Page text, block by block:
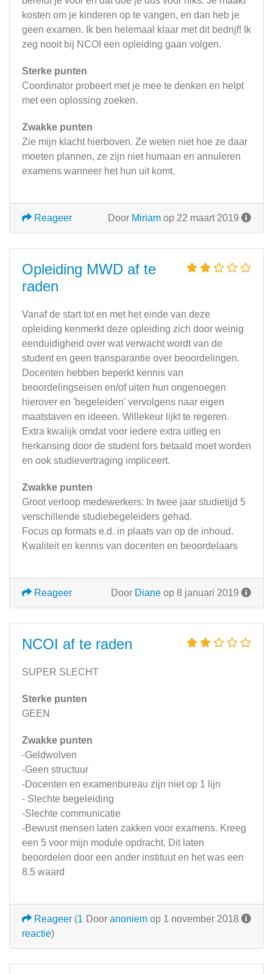
kosten om je kinderen op te vangen, en dan heb je
geen examen. Ik ben helemaal klaar met dit bedrijf! Ik
zeg nooit bij NCOI een opleiding gaan volgen.
Sterke punten
Coordinator probeert met je mee te denken en helpt
met een oplossing zoeken.
Zwakke punten
Zie mijn klacht hierboven. Ze weten niet hoe ze daar
moeten plannen, ze zijn niet humaan en annuleren
examens wanneer het hun uit komt.
Door Miriam op 22 maart 2019
Reageer
Opleiding MWD af te
raden
Vanaf de start tot en met het einde van deze
opleiding kenmerkt deze opleiding zich door weinig
eenduidigheid over wat verwacht wordt van de
student en geen transparantie over beoordelingen.
Docenten hebben beperkt kennis van
beoordelingseisen en/of uiten hun ongenoegen
hierover en 'begeleiden' vervolgens naar eigen
maatstaven en ideeen. Willekeur lijkt te regeren.
Extra kwalijk omdat voor iedere extra uitleg en
herkansing door de student fors betaald moet worden
en ook studievertraging impliceert.
Zwakke punten
Groot verloop medewerkers: In twee jaar studietijd 5
verschillende studiebegeleiders gehad.
Focus op formats e.d. in plaats van op de inhoud.
Kwaliteit en kennis van docenten en beoordelaars
Door Diane op 8 januari 2019
Reageer
NCOI af te raden
SUPER SLECHT
Sterke punten
GEEN
Zwakke punten
-Geldwolven
-Geen structuur
-Docenten en examenbureau zijn niet op 1 lijn
- Slechte begeleiding
-Slechte communicatie
-Bewust mensen laten zakken voor examens. Kreeg
een 5 voor mijn module opdracht. Dit laten
beoordelen door een ander instituut en het was een
8.5 waard
Door anoniem op 1 november 2018
Reageer (1
reactie)